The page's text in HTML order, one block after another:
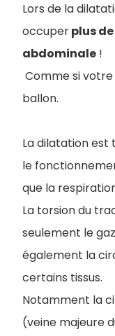
Lors de la
occuperplus
abdominale !
Comme si
ballon.
La dilatation
le
que la
La torsion du
seulement le
également la
certains tissus.
Notamment la
(veine majeure